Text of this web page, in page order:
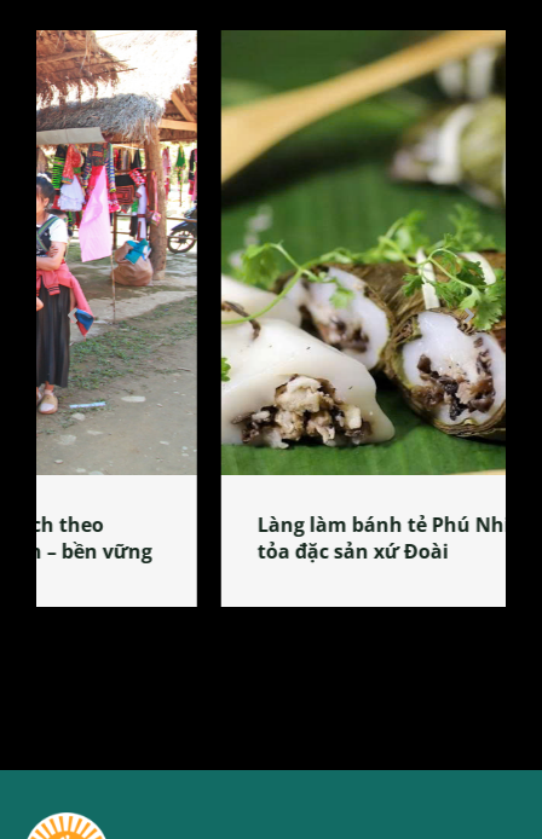
Làng làm bánh tẻ Phú Nhi – nơi lan
tỏa đặc sản xứ Đoài